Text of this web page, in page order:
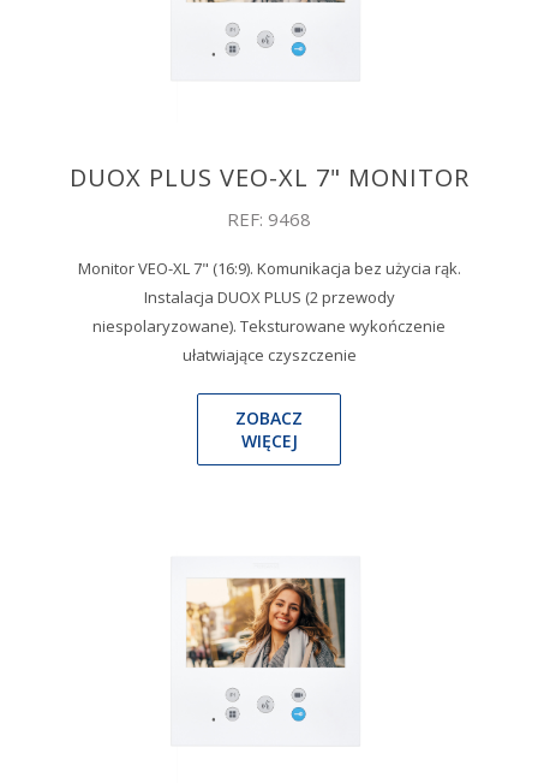
DUOX PLUS VEO-XL 7" MONITOR
REF: 9468
Monitor VEO-XL 7" (16:9). Komunikacja bez użycia rąk.
Instalacja DUOX PLUS (2 przewody
niespolaryzowane). Teksturowane wykończenie
ułatwiające czyszczenie
ZOBACZ
WIĘCEJ